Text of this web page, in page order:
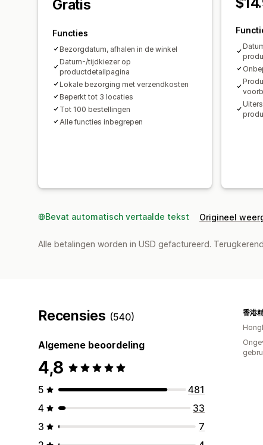
Gratis
Functies
Bezorgdatum, afhalen in de winkel
Datum-/tijdkiezer op
productdetailpagina
Lokale bezorging met verzendkosten
Beperkt tot 3 locaties
Tot 100 bestellingen
Alle functies inbegrepen
Bevat automatisch vertaalde tekst Origineel
Alle betalingen worden in USD gefactureerd.
Recensies (540)
Algemene beoordeling
4,8
5
481
4
33
3
7